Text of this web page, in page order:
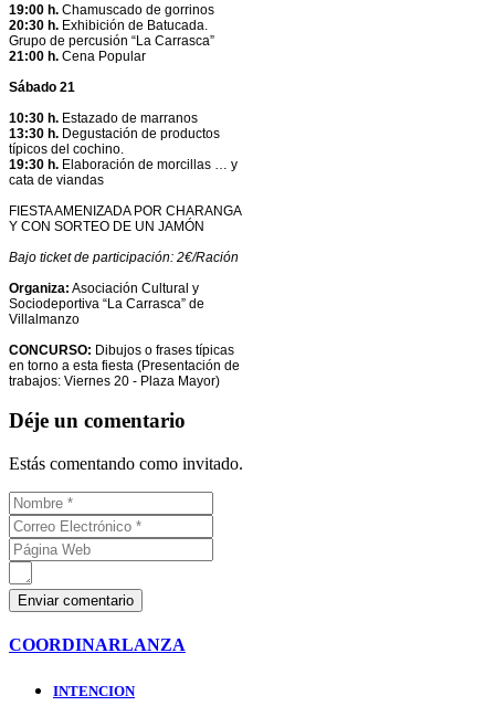
19:00 h. Chamuscado de gorrinos
20:30 h. Exhibición de Batucada.
Grupo de percusión “La Carrasca”
21:00 h. Cena Popular
Sábado 21
10:30 h. Estazado de marranos
13:30 h. Degustación de productos
típicos del cochino.
19:30 h. Elaboración de morcillas … y
cata de viandas
FIESTA AMENIZADA POR CHARANGA
Y CON SORTEO DE UN JAMÓN
Bajo ticket de participación: 2€/Ración
Organiza: Asociación Cultural y
Sociodeportiva “La Carrasca” de
Villalmanzo
CONCURSO: Dibujos o frases típicas
en torno a esta fiesta (Presentación de
trabajos: Viernes 20 - Plaza Mayor)
Déje un comentario
Estás comentando como invitado.
COORDINARLANZA
INTENCION